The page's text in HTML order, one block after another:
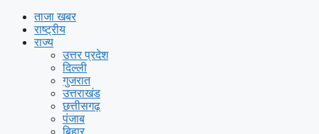
ताजा खबर
राष्ट्रीय
राज्य
उत्तर प्रदेश
दिल्ली
गुजरात
उत्तराखंड
छत्तीसगढ़
पंजाब